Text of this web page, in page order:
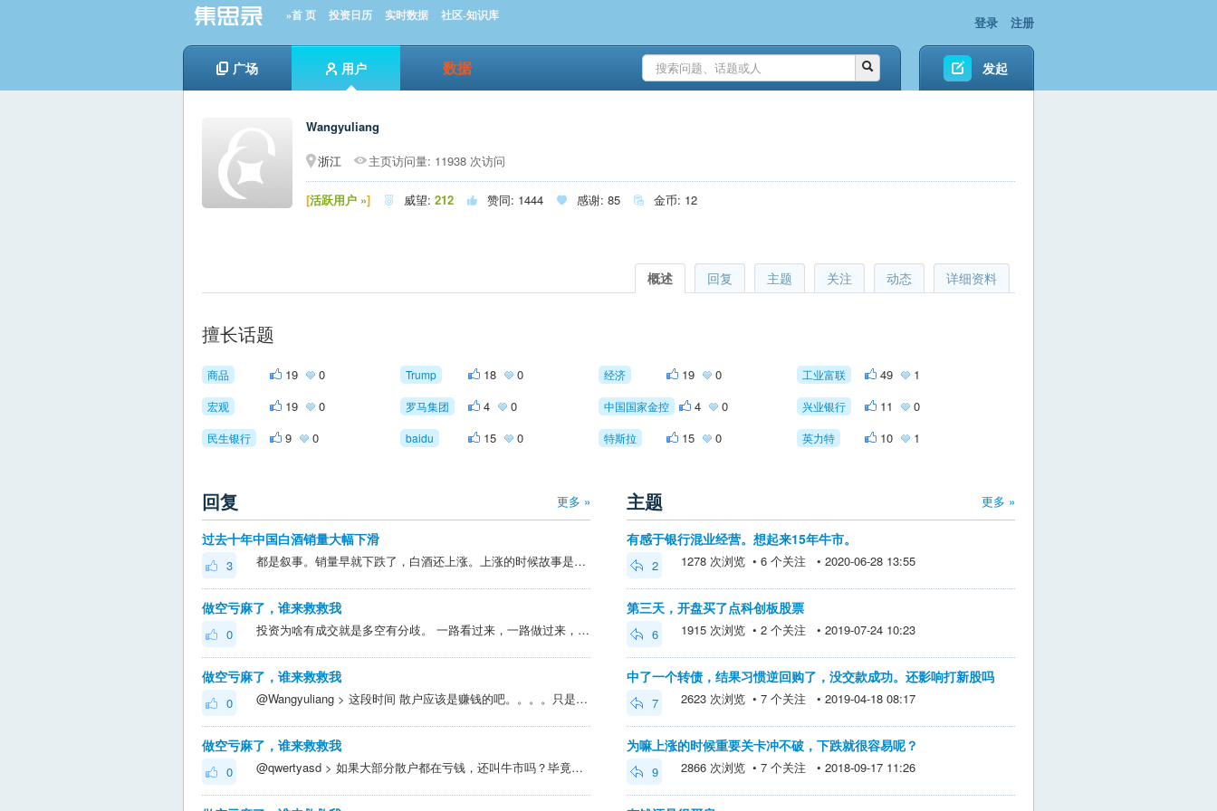
»首 页 投资日历 实时数据 社区-知识库 登录 注册
广场 用户 数据 发起
Wangyuliang
浙江
主页访问量: 11938 次访问
[活跃用户 »]  威望: 212  赞同: 1444  感谢: 85  金币: 12
详细资料
动态
关注
主题
回复
概述
擅长话题
商品 19 0 Trump 18 0 经济 19 0 工业富联 49 1
宏观 19 0 罗马集团 4 0 中国国家金控 4 0 兴业银行 11 0
民生银行 9 0 baidu 15 0 特斯拉 15 0 英力特 10 1
更多 »
回复
过去十年中国白酒销量大幅下滑
3 都是叙事。销量早就下跌了，白酒还上涨。上涨的时候故事是另一种说法。等跌得不能再跌了，自然又会起来，只不过又会有另外一种说法。白酒这种几千年的东西，如山丘搬古老。 白酒我只在上涨的时候赚了一丢丢丢钱，因为我很早看到了销量的下降。但是没看到他们所谓的金融属性，或者...
做空亏麻了，谁来救救我
0 投资为啥有成交就是多空有分歧。 一路看过来，一路做过来， 看不透。 即使现在，也有人看多，也有人看空。。。。。 多空永远能说出一大堆理由。。。 爱咋咋地。
做空亏麻了，谁来救救我
0 @Wangyuliang > 这段时间 散户应该是赚钱的吧。。。。只是远远没有跑赢指数吧。 > 今天交割日，有可能大跳水的，反正交割价是最后的价格。。。 不过也有可能不跳水，说不清楚，玩末日轮的人比较关心这个。
做空亏麻了，谁来救救我
0 @qwertyasd > 如果大部分散户都在亏钱，还叫牛市吗？毕竟是散户占大部分的市场。 这段时间 散户应该是赚钱的吧。。。。只是远远没有跑赢指数吧。 今天交割日，有可能大跳水的，反正交割价是最后的价格。。。
更多 »
主题
有感于银行混业经营。想起来15年牛市。
2 1278 次浏览 • 6 个关注 • 2020-06-28 13:55
第三天，开盘买了点科创板股票
6 1915 次浏览 • 2 个关注 • 2019-07-24 10:23
中了一个转债，结果习惯逆回购了，没交款成功。还影响打新股吗
7 2623 次浏览 • 7 个关注 • 2019-04-18 08:17
为嘛上涨的时候重要关卡冲不破，下跌就很容易呢？
9 2866 次浏览 • 7 个关注 • 2018-09-17 11:26